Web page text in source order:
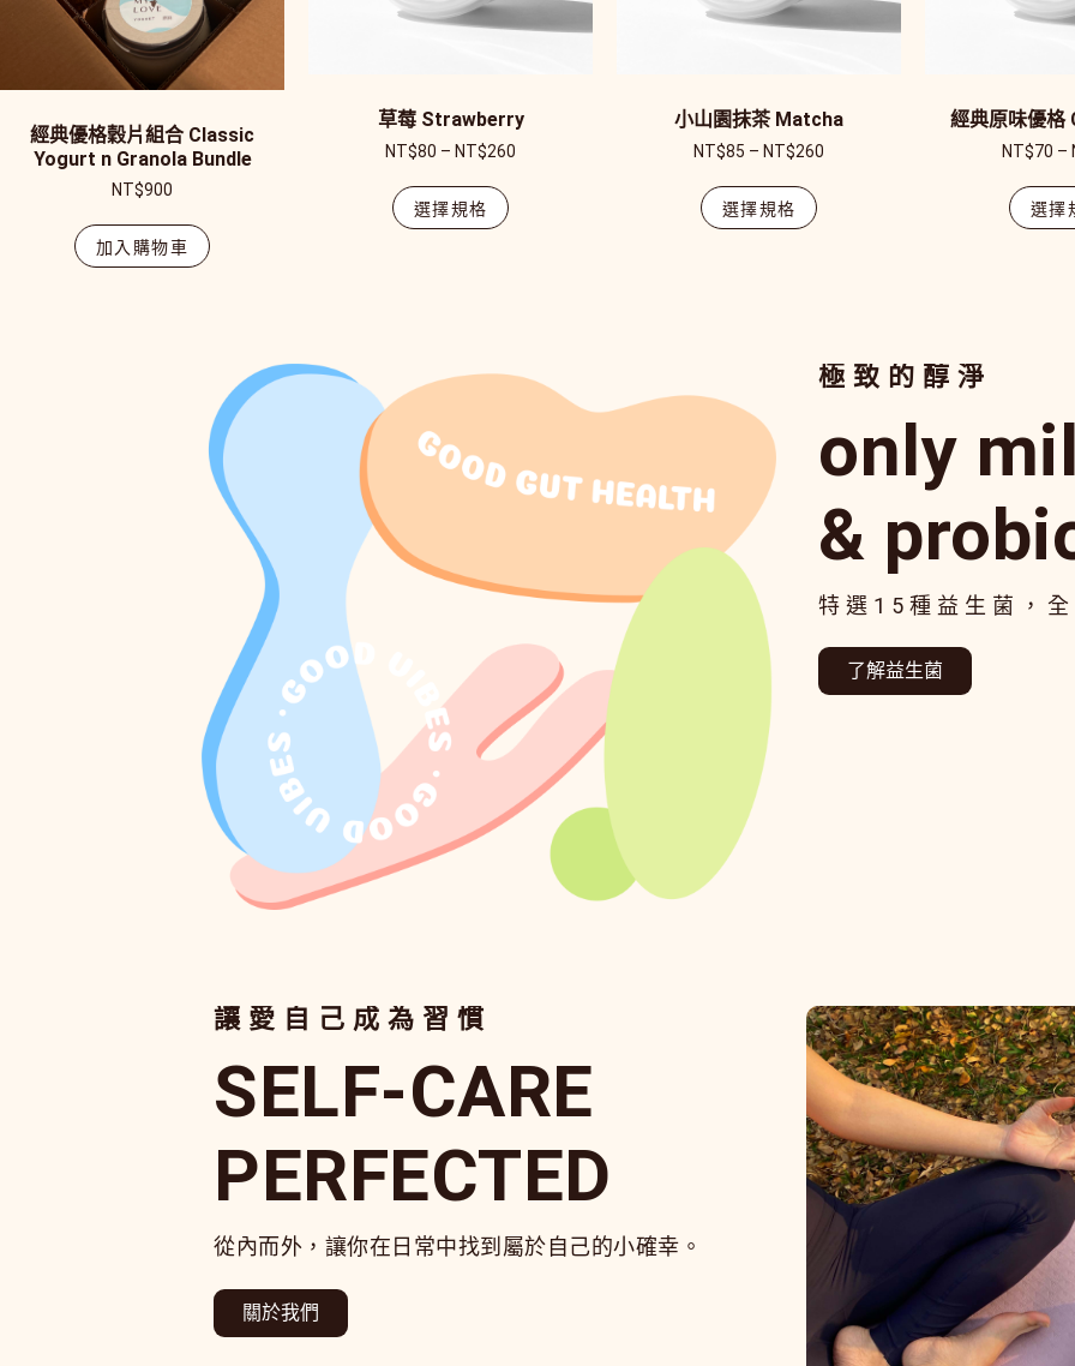
經典優格穀片組合 Classic
Yogurt n Granola Bundle
NT$900
加入購物車
草莓 Strawberry
NT$80 – NT$260
選擇規格
小山園抹茶 Matcha
NT$85 – NT$260
選擇規格
經典原味優格
NT$70 –
選擇
極致的醇淨
only
&
特選15種益生菌，
了解益生菌
讓愛自己成為習慣
SELF-CARE
PERFECTED
從內而外，讓你在日常中找到屬於自己的小確幸。
關於我們